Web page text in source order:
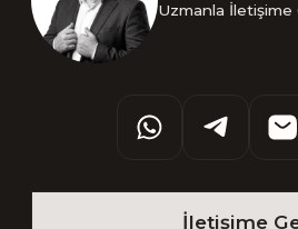
Uzmanla İletişime
İletişime